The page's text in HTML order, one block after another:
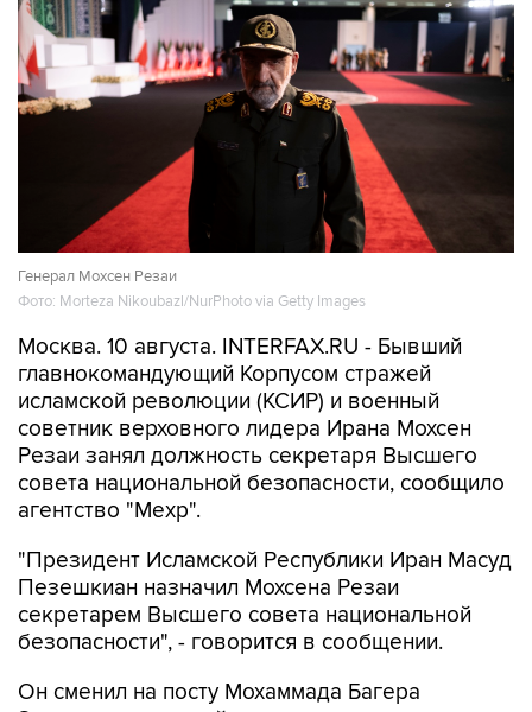
Генерал Мохсен Резаи
Фото: Morteza Nikoubazl/NurPhoto via Getty Images
Москва. 10 августа. INTERFAX.RU - Бывший
главнокомандующий Корпусом стражей
исламской революции (КСИР) и военный
советник верховного лидера Ирана Мохсен
Резаи занял должность секретаря Высшего
совета национальной безопасности, сообщило
агентство "Мехр".
"Президент Исламской Республики Иран Масуд
Пезешкиан назначил Мохсена Резаи
секретарем Высшего совета национальной
безопасности", - говорится в сообщении.
Он сменил на посту Мохаммада Багера